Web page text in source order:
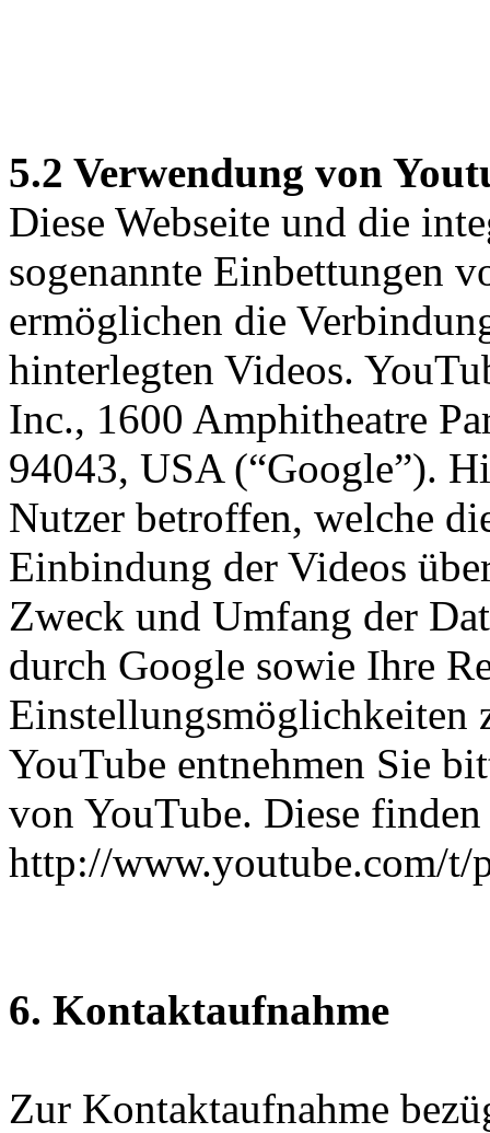
5.2 Verwendung von
Diese Webseite und die
sogenannte Einbettungen
ermöglichen die
hinterlegten Videos.
Inc., 1600 Amphitheatre
94043, USA (“Google”).
Nutzer betroffen, welche
Einbindung der Videos
Zweck und Umfang der
durch Google sowie Ihre
Einstellungsmöglichkeiten
YouTube entnehmen Sie
von YouTube. Diese
http://www.youtube.com/t/
6. Kontaktaufnahme
Zur Kontaktaufnahme